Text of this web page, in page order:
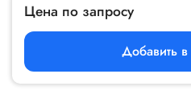
Цена по запросу
Добавить